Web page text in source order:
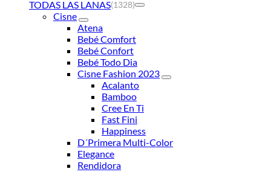
TODAS LAS LANAS(1328)
Cisne
Atena
Bebé Comfort
Bebé Confort
Bebé Todo Dia
Cisne Fashion 2023
Acalanto
Bamboo
Cree En Ti
Fast Fini
Happiness
D´Primera Multi-Color
Elegance
Rendidora